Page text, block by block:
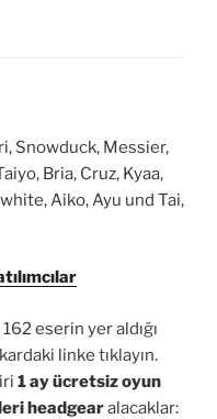
Snowduck, Messier,
Bria, Cruz, Kyaa,
Aiko, Ayu und Tai,
eserin yer aldığı
linke tıklayın.
1 ay ücretsiz oyun
headgearalacaklar: